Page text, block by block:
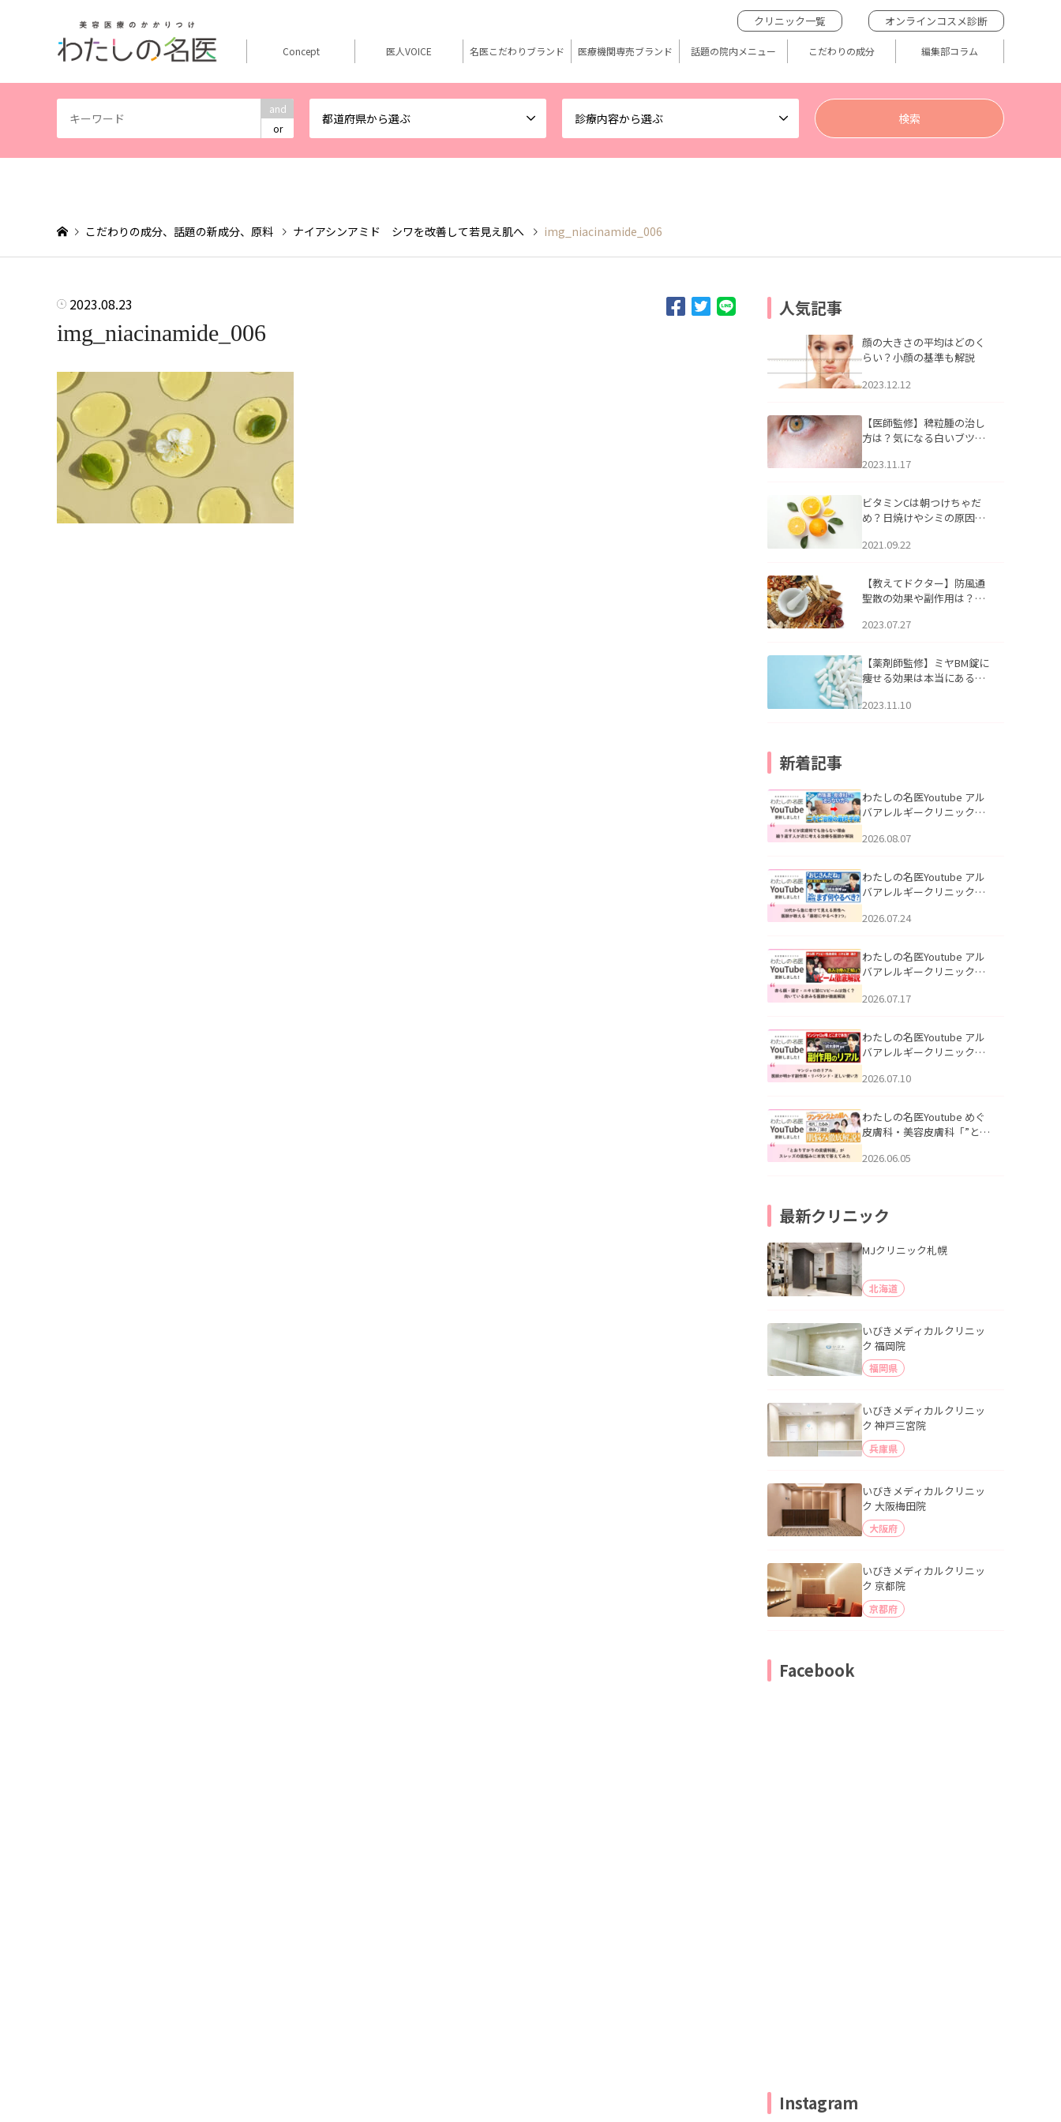
and
or
都道府県から選ぶ 診療内容から選ぶ
クリニック一覧 オンラインコスメ診断
Concept 医人VOICE 名医こだわりブランド 医療機関専売ブランド 話題の院内メニュー こだわりの成分 編集部コラム
こだわりの成分、話題の新成分、原料 ナイアシンアミド シワを改善して若見え肌へ img_niacinamide_006
2023.08.23
img_niacinamide_006
人気記事
顔の大きさの平均はどのく
らい？小顔の基準も解説
2023.12.12
【医師監修】稗粒腫の治し
方は？気になる白いブツブ
アについて
2023.11.17
ビタミンCは朝つけちゃだ
め？日焼けやシミの原因に
2021.09.22
【教えてドクター】防風通
聖散の効果や副作用は？長
2023.07.27
【薬剤師監修】ミヤBM錠に
痩せる効果は本当にある
2023.11.10
新着記事
わたしの名医Youtube アル
バアレルギークリニック札
らない理由｜繰り返す人が
説」を公開いたしました。
2026.08.07
わたしの名医Youtube アル
バアレルギークリニック札
える男性へ｜医師が教える
公開いたしました。
2026.07.24
わたしの名医Youtube アル
バアレルギークリニック札
跡にVビームは効く？向いて
説」を公開いたしました。
2026.07.17
わたしの名医Youtube アル
バアレルギークリニック札
医師が明かす副作用・リバ
公開いたしました。
2026.07.10
わたしの名医Youtube めぐ
皮膚科・美容皮膚科「”とお
ッズの肌悩みに本気で答え
2026.06.05
最新クリニック
MJクリニック札幌
北海道
いびきメディカルクリニッ
ク 福岡院
福岡県
いびきメディカルクリニッ
ク 神戸三宮院
兵庫県
いびきメディカルクリニッ
ク 大阪梅田院
大阪府
いびきメディカルクリニッ
ク 京都院
京都府
Facebook
Instagram